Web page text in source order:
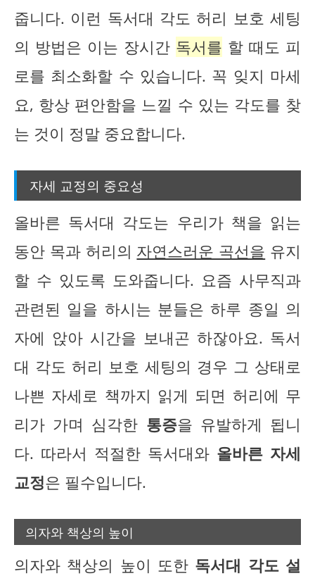
줍니다. 이런 독서대 각도 허리 보호 세팅
의 방법은 이는 장시간 독서를 할 때도 피
로를 최소화할 수 있습니다. 꼭 잊지 마세
요, 항상 편안함을 느낄 수 있는 각도를 찾
는 것이 정말 중요합니다.
자세 교정의 중요성
올바른 독서대 각도는 우리가 책을 읽는
동안 목과 허리의 자연스러운 곡선을 유지
할 수 있도록 도와줍니다. 요즘 사무직과
관련된 일을 하시는 분들은 하루 종일 의
자에 앉아 시간을 보내곤 하잖아요. 독서
대 각도 허리 보호 세팅의 경우 그 상태로
나쁜 자세로 책까지 읽게 되면 허리에 무
리가 가며 심각한 통증을 유발하게 됩니
다. 따라서 적절한 독서대와 올바른 자세
교정은 필수입니다.
의자와 책상의 높이
의자와 책상의 높이 또한 독서대 각도 설